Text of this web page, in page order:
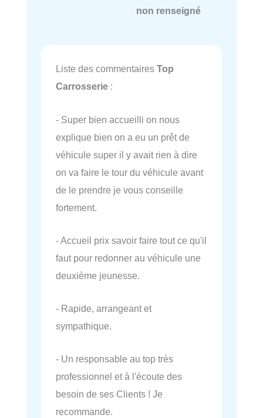
non renseigné
Liste des commentaires Top
Carrosserie :
- Super bien accueilli on nous
explique bien on a eu un prêt de
véhicule super il y avait rien à dire
on va faire le tour du véhicule avant
de le prendre je vous conseille
fortement.
- Accueil prix savoir faire tout ce qu'il
faut pour redonner au véhicule une
deuxième jeunesse.
- Rapide, arrangeant et
sympathique.
- Un responsable au top très
professionnel et à l'écoute des
besoin de ses Clients ! Je
recommande.